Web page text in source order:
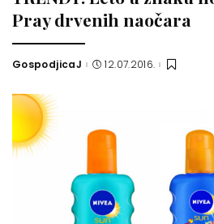
Pray drvenih naočara
Posted
GospodjicaJ 12.07.2016.